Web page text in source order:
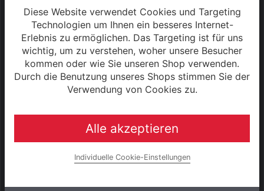
Hinweise zur Batterieentsorgung
Rahmenrechner
Unternehmen
UNSERE MARKEN
Raleigh
e-bike manufaktur
Diese Website verwendet Cookies und Targeting
Technologien um Ihnen ein besseres Internet-
Erlebnis zu ermöglichen. Das Targeting ist für uns
wichtig, um zu verstehen, woher unsere Besucher
kommen oder wie Sie unseren Shop verwenden.
Durch die Benutzung unseres Shops stimmen Sie der
Verwendung von Cookies zu.
Alle akzeptieren
Individuelle Cookie-Einstellungen